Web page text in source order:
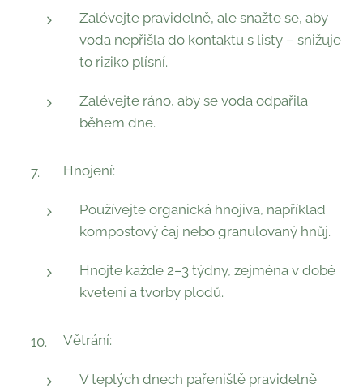
Zalévejte pravidelně, ale snažte se, aby
voda nepřišla do kontaktu s listy – snižuje
to riziko plísní.
Zalévejte ráno, aby se voda odpařila
během dne.
Hnojení:
Používejte organická hnojiva, například
kompostový čaj nebo granulovaný hnůj.
Hnojte každé 2–3 týdny, zejména v době
kvetení a tvorby plodů.
Větrání:
V teplých dnech pařeniště pravidelně